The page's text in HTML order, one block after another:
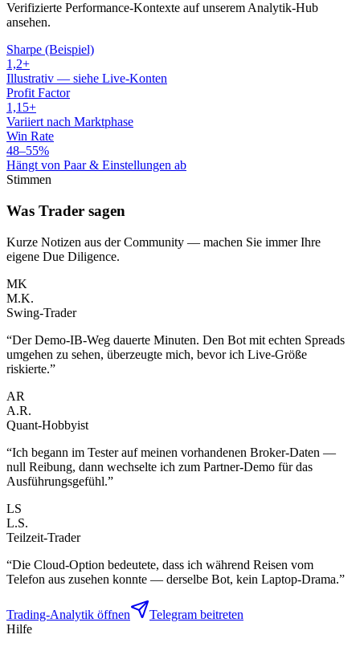
Verifizierte Performance-Kontexte auf unserem Analytik-Hub
ansehen.
Sharpe (Beispiel)
1,2+
Illustrativ — siehe Live-Konten
Profit Factor
1,15+
Variiert nach Marktphase
Win Rate
48–55%
Hängt von Paar & Einstellungen ab
Stimmen
Was Trader sagen
Kurze Notizen aus der Community — machen Sie immer Ihre
eigene Due Diligence.
MK
M.K.
Swing-Trader
“Der Demo-IB-Weg dauerte Minuten. Den Bot mit echten Spreads
umgehen zu sehen, überzeugte mich, bevor ich Live-Größe
riskierte.”
AR
A.R.
Quant-Hobbyist
“Ich begann im Tester auf meinen vorhandenen Broker-Daten —
null Reibung, dann wechselte ich zum Partner-Demo für das
Ausführungsgefühl.”
LS
L.S.
Teilzeit-Trader
“Die Cloud-Option bedeutete, dass ich während Reisen vom
Telefon aus zusehen konnte — derselbe Bot, kein Laptop-Drama.”
Trading-Analytik öffnen
Telegram beitreten
Hilfe